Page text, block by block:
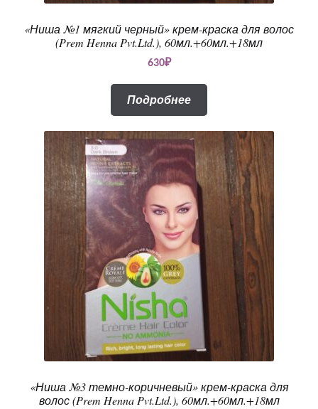
«Ниша №1 мягкий черный» крем-краска для волос
(Prem Henna Pvt.Ltd.), 60мл.+60мл.+18мл
630₽
Подробнее
«Ниша №3 темно-коричневый» крем-краска для
волос (Prem Henna Pvt.Ltd.), 60мл.+60мл.+18мл